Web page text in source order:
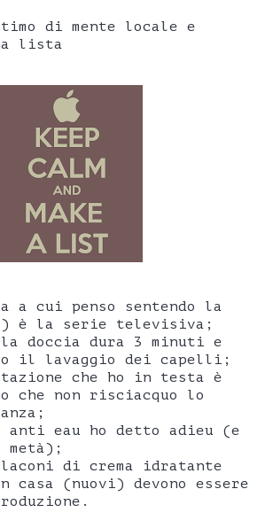
di mente locale e
lista
a cui penso sentendo la
è la serie televisiva;
doccia dura 3 minuti e
il lavaggio dei capelli;
che ho in testa è
che non risciacquo lo
eau ho detto adieu (e
metà);
di crema idratante
casa (nuovi) devono essere